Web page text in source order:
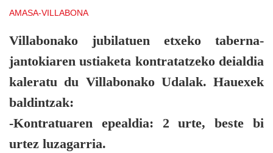
AMASA-VILLABONA
Villabonako jubilatuen etxeko taberna-
jantokiaren ustiaketa kontratatzeko deialdia
kaleratu du Villabonako Udalak. Hauexek
baldintzak:
-Kontratuaren epealdia: 2 urte, beste bi
urtez luzagarria.